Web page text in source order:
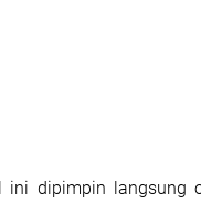
ini dipimpin langsung